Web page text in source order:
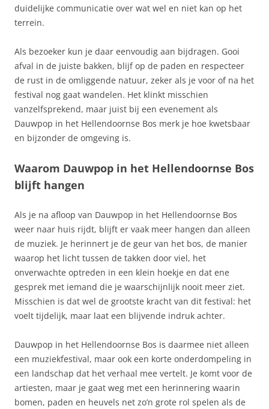
duidelijke communicatie over wat wel en niet kan op het
terrein.
Als bezoeker kun je daar eenvoudig aan bijdragen. Gooi
afval in de juiste bakken, blijf op de paden en respecteer
de rust in de omliggende natuur, zeker als je voor of na het
festival nog gaat wandelen. Het klinkt misschien
vanzelfsprekend, maar juist bij een evenement als
Dauwpop in het Hellendoornse Bos merk je hoe kwetsbaar
en bijzonder de omgeving is.
Waarom Dauwpop in het Hellendoornse Bos
blijft hangen
Als je na afloop van Dauwpop in het Hellendoornse Bos
weer naar huis rijdt, blijft er vaak meer hangen dan alleen
de muziek. Je herinnert je de geur van het bos, de manier
waarop het licht tussen de takken door viel, het
onverwachte optreden in een klein hoekje en dat ene
gesprek met iemand die je waarschijnlijk nooit meer ziet.
Misschien is dat wel de grootste kracht van dit festival: het
voelt tijdelijk, maar laat een blijvende indruk achter.
Dauwpop in het Hellendoornse Bos is daarmee niet alleen
een muziekfestival, maar ook een korte onderdompeling in
een landschap dat het verhaal mee vertelt. Je komt voor de
artiesten, maar je gaat weg met een herinnering waarin
bomen, paden en heuvels net zo’n grote rol spelen als de